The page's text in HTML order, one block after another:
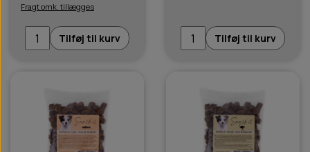
Fragt omk. tillægges
Tilføj til kurv Tilføj til kurv